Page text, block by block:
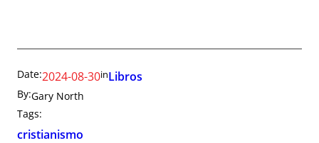
Date:2024-08-30inLibros
By:Gary North
Tags:
cristianismo